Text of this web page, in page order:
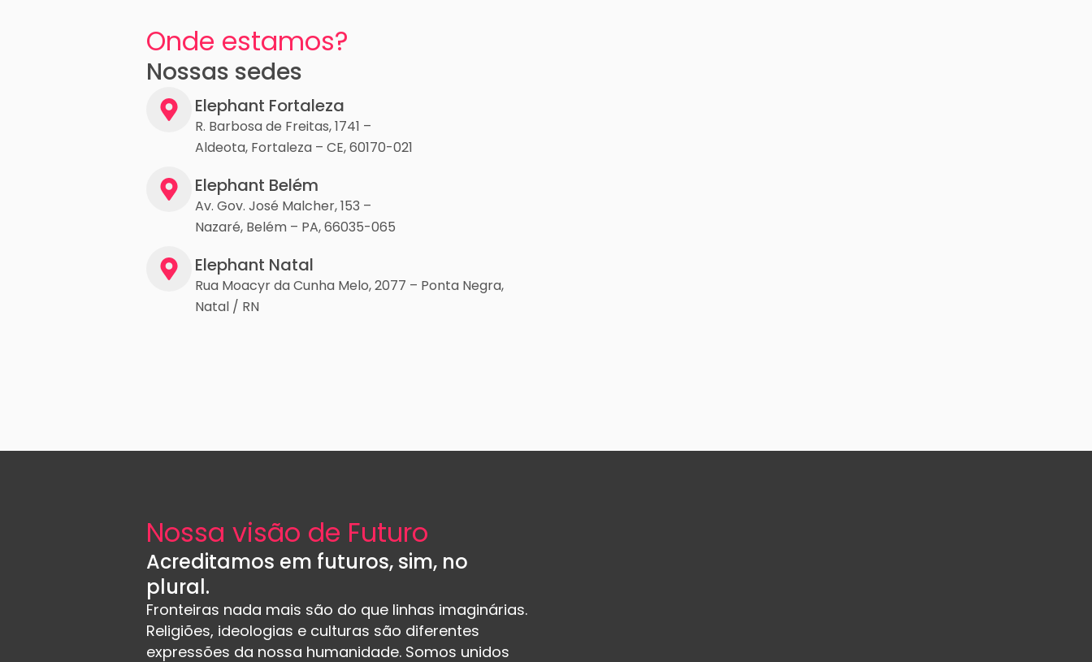
Onde estamos?
Nossas sedes
Elephant Fortaleza
R. Barbosa de Freitas, 1741 –
Aldeota, Fortaleza – CE, 60170-021
Elephant Belém
Av. Gov. José Malcher, 153 –
Nazaré, Belém – PA, 66035-065
Elephant Natal
Rua Moacyr da Cunha Melo, 2077 – Ponta Negra,
Natal / RN
Nossa visão de Futuro
Acreditamos em futuros, sim, no
plural.
Fronteiras nada mais são do que linhas imaginárias.
Religiões, ideologias e culturas são diferentes
expressões da nossa humanidade. Somos unidos